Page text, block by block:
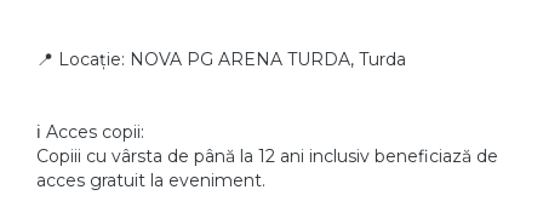
📍 Locație: NOVA PG ARENA TURDA, Turda
ℹ️ Acces copii:
Copiii cu vârsta de până la 12 ani inclusiv beneficiază de
acces gratuit la eveniment.